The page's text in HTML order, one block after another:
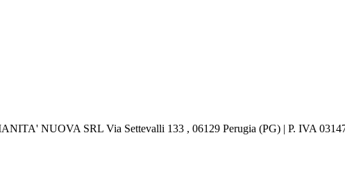
NUOVA SRL Via Settevalli 133 , 06129 Perugia (PG) | P. IVA